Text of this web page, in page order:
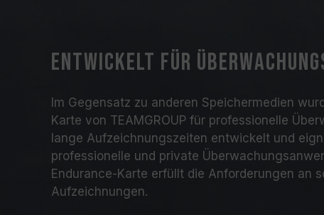
Entwickelt für
Im Gegensatz zu anderen Speichermedien
Karte von TEAMGROUP für professionelle
lange Aufzeichnungszeiten entwickelt und
professionelle und private
Endurance-Karte erfüllt die Anforderungen an
Aufzeichnungen.